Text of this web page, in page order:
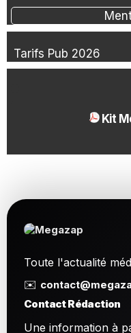
Tarifs Pub 2026
Kit
Toute l'actualité
✉️
Contact Rédaction
Une information à